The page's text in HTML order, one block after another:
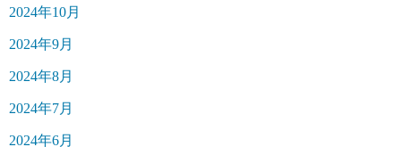
2024年10月
2024年9月
2024年8月
2024年7月
2024年6月